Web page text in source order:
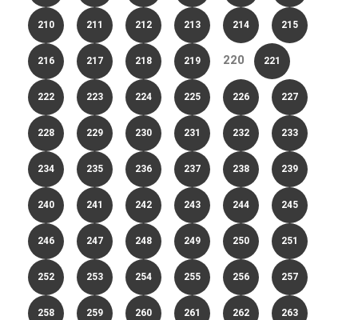
210 211 212 213 214 215
216 217 218 219 220 221
222 223 224 225 226 227
228 229 230 231 232 233
234 235 236 237 238 239
240 241 242 243 244 245
246 247 248 249 250 251
252 253 254 255 256 257
258 259 260 261 262 263